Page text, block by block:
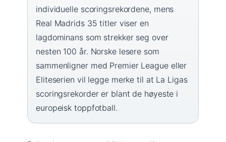
individuelle scoringsrekordene, mens
Real Madrids 35 titler viser en
lagdominans som strekker seg over
nesten 100 år. Norske lesere som
sammenligner med Premier League eller
Eliteserien vil legge merke til at La Ligas
scoringsrekorder er blant de høyeste i
europeisk toppfotball.